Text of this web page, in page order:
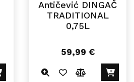
Antičević DINGAČ
TRADITIONAL
0,75L
59,99 €